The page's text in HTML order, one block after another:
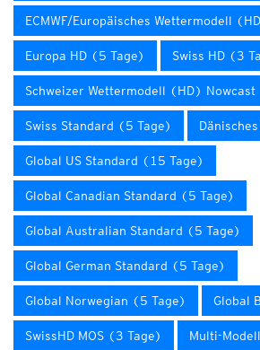
ECMWF/Europäisches Wettermodell
Europa HD (5 Tage) Swiss HD (3
Schweizer Wettermodell (HD) Nowcast
Swiss Standard (5 Tage)
Global US Standard (15 Tage)
Global Canadian Standard (5 Tage)
Global Australian Standard (5 Tage)
Global German Standard (5 Tage)
Global Norwegian (5 Tage) Global
SwissHD MOS (3 Tage) Multi-